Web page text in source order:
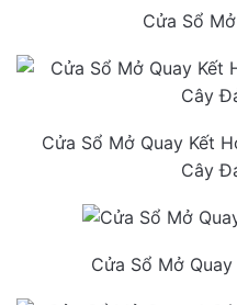
Cửa Sổ
Cửa Sổ Mở Quay Kết
Cây
Cửa Sổ Mở